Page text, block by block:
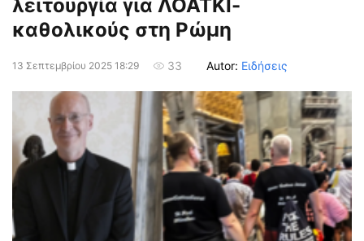
λειτουργία για ΛΟΑΤΚΙ-
καθολικούς στη Ρώμη
13 Σεπτεμβρίου 2025 18:29 33 Autor: Ειδήσεις